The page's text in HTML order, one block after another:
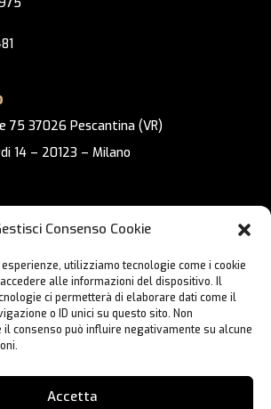
Consenso Cookie
utilizziamo tecnologie come i cookie
alle informazioni del dispositivo. Il
ci permetterà di elaborare dati come il
o ID unici su questo sito. Non
consenso può influire negativamente su alcune
Accetta
75 37026 Pescantina (VR)
14 – 20123 – Milano